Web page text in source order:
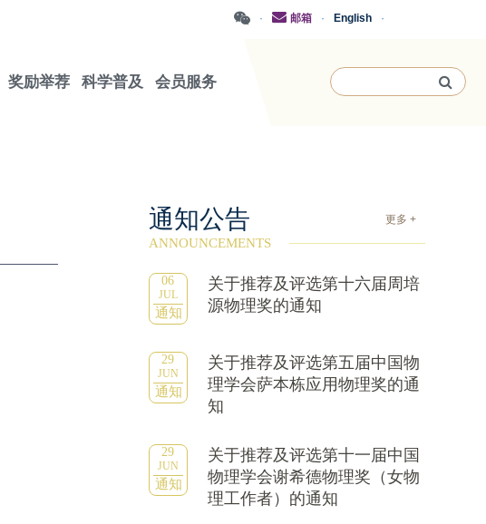
·
English
·
邮箱
·
奖励举荐 科学普及 会员服务
通知公告 更多 +
ANNOUNCEMENTS
06
JUL
通知
关于推荐及评选第十六届周培
源物理奖的通知
29
JUN
通知
关于推荐及评选第五届中国物
理学会萨本栋应用物理奖的通
知
29
JUN
通知
关于推荐及评选第十一届中国
物理学会谢希德物理奖（女物
理工作者）的通知